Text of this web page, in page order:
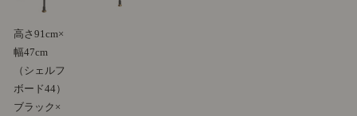
高さ91cm×
幅47cm
（シェルフ
ボード44）
ブラック×